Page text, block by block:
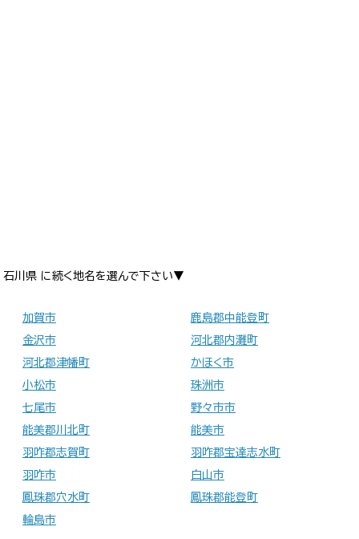
石川県 に続く地名を選んで下さい▼
加賀市
鹿島郡中能登町
金沢市
河北郡内灘町
河北郡津幡町
かほく市
小松市
珠洲市
七尾市
野々市市
能美郡川北町
能美市
羽咋郡志賀町
羽咋郡宝達志水町
羽咋市
白山市
鳳珠郡穴水町
鳳珠郡能登町
輪島市